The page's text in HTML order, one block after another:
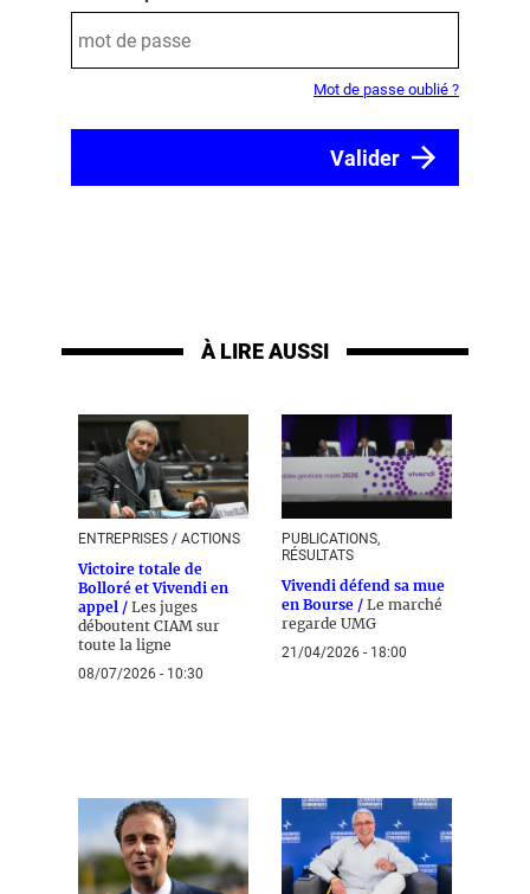
Mot de passe oublié ?
À LIRE AUSSI
ENTREPRISES / ACTIONS
Victoire totale de
Bolloré et Vivendi en
appel / Les juges
déboutent CIAM sur
toute la ligne
08/07/2026 - 10:30
PUBLICATIONS,
RÉSULTATS
Vivendi défend sa mue
en Bourse / Le marché
regarde UMG
21/04/2026 - 18:00